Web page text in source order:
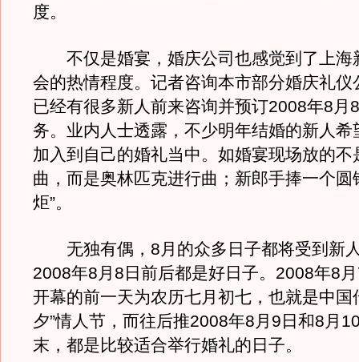
度。
不仅是婚宴，婚庆公司也感觉到了上海
会的热情程度。记者咨询本市部分婚庆礼仪
已经有很多新人前来咨询并预订2008年8月
务。业内人士透露，不少明年结婚的新人希
加入到自己的婚礼当中。如婚宴现场放的不
曲，而是奥林匹克进行曲；新郎手捧一个圆
炬”。
无独有偶，8月的众多日子都将受到新
2008年8月8日前后都是好日子。2008年8
开幕的前一天为农历七月初七，也就是中国
夕”情人节，而往后推2008年8月9日和8月
末，都是比较适合举行婚礼的日子。